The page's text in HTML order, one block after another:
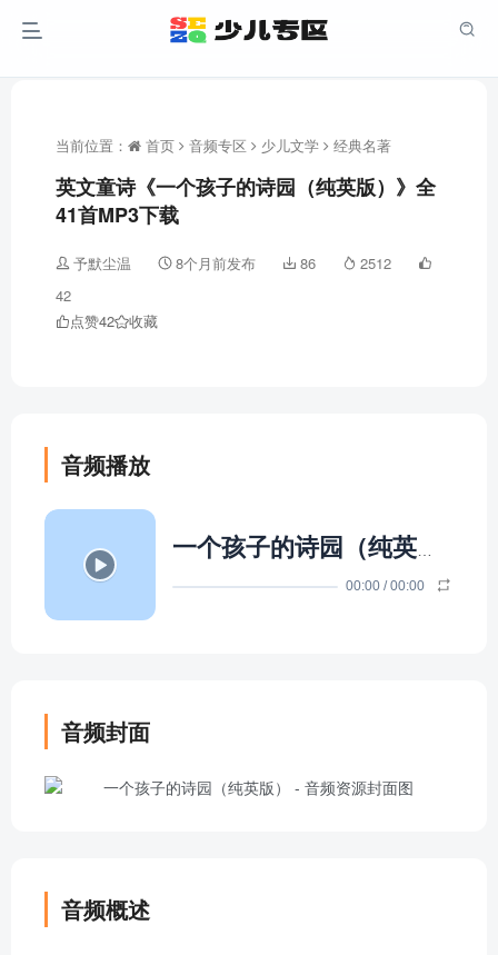
当前位置： 首页 音频专区 少儿文学 经典名著
英文童诗《一个孩子的诗园（纯英版）》全
41首MP3下载
予默尘温 8个月前发布 86
2512
42
点赞42 收藏
音频播放
00:00 /00:00
音频封面
音频概述